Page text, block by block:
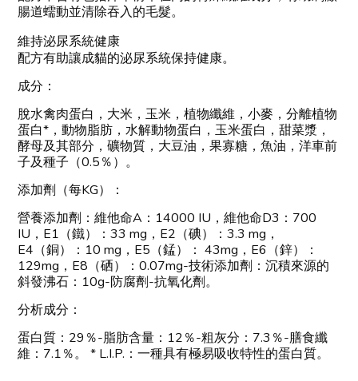
腸道蠕動並清除吞入的毛髮。
維持泌尿系統健康
配方有助讓成貓的泌尿系統保持健康。
成分：
脫水禽肉蛋白，大米，玉米，植物纖維，小麥，分離植物
蛋白*，動物脂肪，水解動物蛋白，玉米蛋白，甜菜漿，
酵母及其部分，礦物質，大豆油，果寡糖，魚油，洋車前
子及種子（0.5％）。
添加劑（每KG）：
營養添加劑：維他命A：14000 IU，維他命D3：700
IU，E1（鐵）：33 mg，E2（碘）：3.3 mg，
E4（銅）：10 mg，E5（錳）： 43mg，E6（鋅）：
129mg，E8（硒）：0.07mg-技術添加劑：沉積來源的
斜發沸石：10g-防腐劑-抗氧化劑。
分析成分：
蛋白質：29％-脂肪含量：12％-粗灰分：7.3％-膳食纖
維：7.1％。 * L.I.P.：一種具有極易吸收特性的蛋白質。